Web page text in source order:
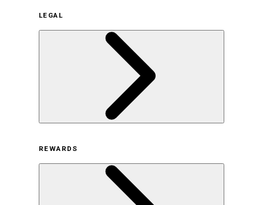
サステナビリティの取り組み（日本）
サステナビリティの取り組み（米国/英語）
ヒストリー
採用情報
LEGAL
オンラインストア利用規約
プライバシーポリシー
特定商取引法に基づく表示
古物営業法に基づく表示
REWARDS